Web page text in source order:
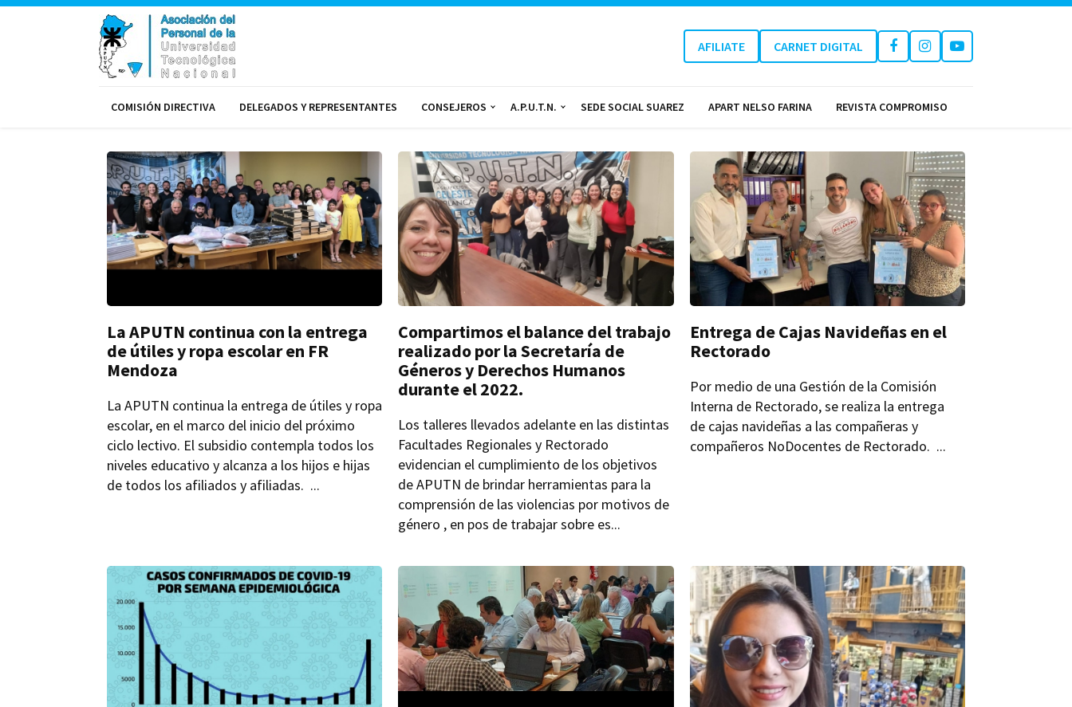
AFILIATE CARNET DIGITAL
COMISIÓN DIRECTIVA DELEGADOS Y REPRESENTANTES CONSEJEROS A.P.U.T.N. SEDE SOCIAL SUAREZ APART NELSO FARINA REVISTA COMPROMISO
La APUTN continua con la entrega
de útiles y ropa escolar en FR
Mendoza
La APUTN continua la entrega de útiles y ropa
escolar, en el marco del inicio del próximo
ciclo lectivo. El subsidio contempla todos los
niveles educativo y alcanza a los hijos e hijas
de todos los afiliados y afiliadas. ...
Compartimos el balance del trabajo
realizado por la Secretaría de
Géneros y Derechos Humanos
durante el 2022.
Los talleres llevados adelante en las distintas
Facultades Regionales y Rectorado
evidencian el cumplimiento de los objetivos
de APUTN de brindar herramientas para la
comprensión de las violencias por motivos de
género , en pos de trabajar sobre es...
Entrega de Cajas Navideñas en el
Rectorado
Por medio de una Gestión de la Comisión
Interna de Rectorado, se realiza la entrega
de cajas navideñas a las compañeras y
compañeros NoDocentes de Rectorado. ...